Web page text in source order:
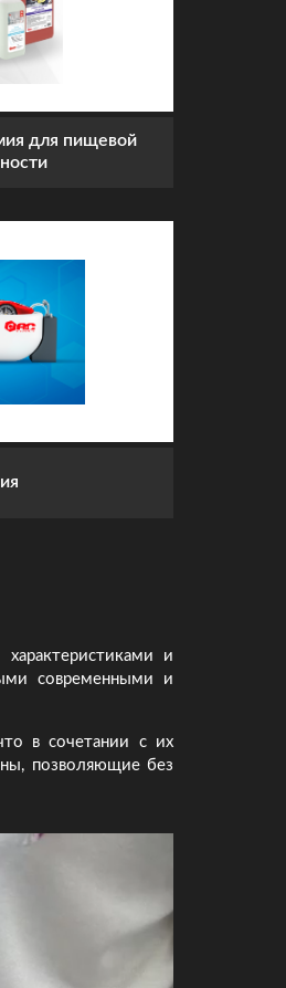
для пищевой
и
современными и
в сочетании с их
позволяющие без